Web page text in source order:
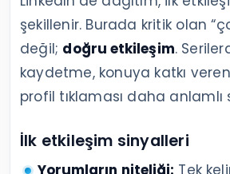
şekillenir. Burada kritik olan
değil; doğru etkileşim.
kaydetme, konuya katkı
profil tıklaması daha anlamlı
İlk etkileşim sinyalleri